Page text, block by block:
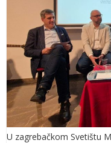
U zagrebačkom Svetištu